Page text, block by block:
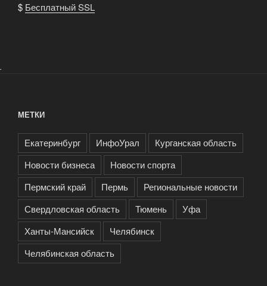
$ Бесплатный SSL
.
МЕТКИ
Екатеринбург ИнфоУрал
Курганская область
Новости бизнеса
Новости спорта
Пермский край
Пермь
Региональные новости
Свердловская область
Тюмень
Уфа
Ханты-Мансийск
Челябинск
Челябинская область